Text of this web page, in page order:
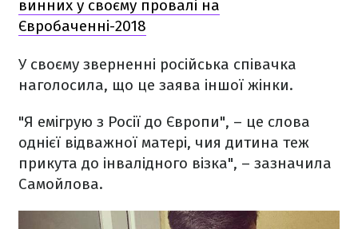
винних у своєму провалі на
Євробаченні-2018
У своєму зверненні російська співачка
наголосила, що це заява іншої жінки.
"Я емігрую з Росії до Європи", – це слова
однієї відважної матері, чия дитина теж
прикута до інвалідного візка", – зазначила
Самойлова.